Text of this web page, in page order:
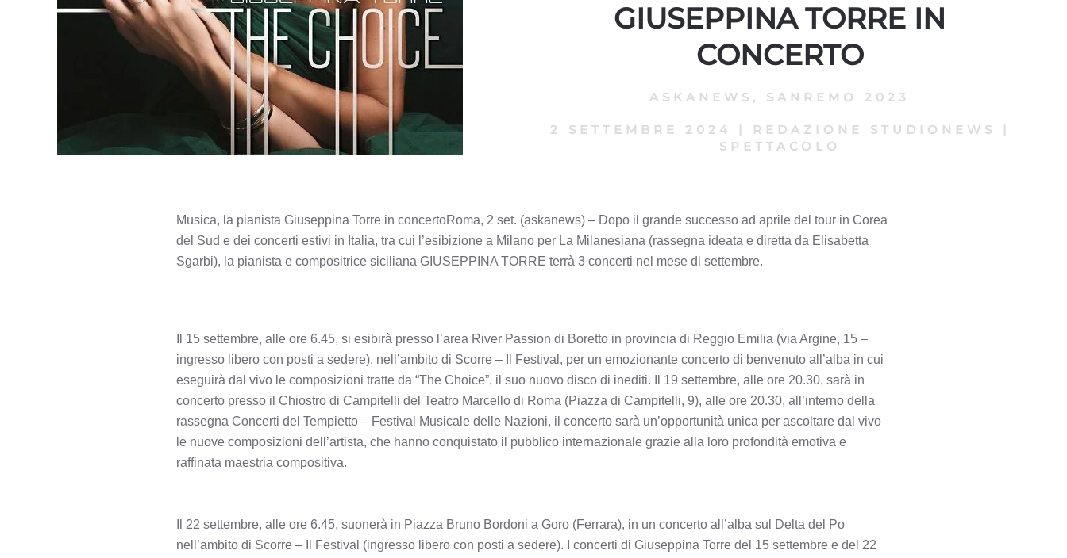
GIUSEPPINA TORRE IN
CONCERTO
ASKANEWS , SANREMO 2023
2 SETTEMBRE 2024 | REDAZIONE STUDIONEWS
|
SPETTACOLO
Musica, la pianista Giuseppina Torre in concertoRoma, 2 set. (askanews) – Dopo il grande successo ad aprile del tour in Corea
del Sud e dei concerti estivi in Italia, tra cui l’esibizione a Milano per La Milanesiana (rassegna ideata e diretta da Elisabetta
Sgarbi), la pianista e compositrice siciliana GIUSEPPINA TORRE terrà 3 concerti nel mese di settembre.
Il 15 settembre, alle ore 6.45, si esibirà presso l’area River Passion di Boretto in provincia di Reggio Emilia (via Argine, 15 –
ingresso libero con posti a sedere), nell’ambito di Scorre – Il Festival, per un emozionante concerto di benvenuto all’alba in cui
eseguirà dal vivo le composizioni tratte da “The Choice”, il suo nuovo disco di inediti. Il 19 settembre, alle ore 20.30, sarà in
concerto presso il Chiostro di Campitelli del Teatro Marcello di Roma (Piazza di Campitelli, 9), alle ore 20.30, all’interno della
rassegna Concerti del Tempietto – Festival Musicale delle Nazioni, il concerto sarà un’opportunità unica per ascoltare dal vivo
le nuove composizioni dell’artista, che hanno conquistato il pubblico internazionale grazie alla loro profondità emotiva e
raffinata maestria compositiva.
Il 22 settembre, alle ore 6.45, suonerà in Piazza Bruno Bordoni a Goro (Ferrara), in un concerto all’alba sul Delta del Po
nell’ambito di Scorre – Il Festival (ingresso libero con posti a sedere). I concerti di Giuseppina Torre del 15 settembre e del 22